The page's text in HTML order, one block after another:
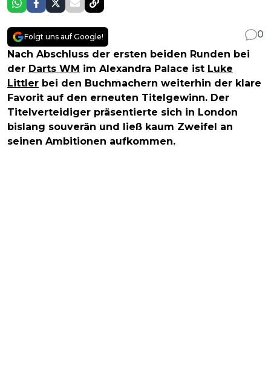
Folgt uns auf Google!
0
Nach Abschluss der ersten beiden Runden bei
der Darts WM im Alexandra Palace ist Luke
Littler bei den Buchmachern weiterhin der klare
Favorit auf den erneuten Titelgewinn. Der
Titelverteidiger präsentierte sich in London
bislang souverän und ließ kaum Zweifel an
seinen Ambitionen aufkommen.